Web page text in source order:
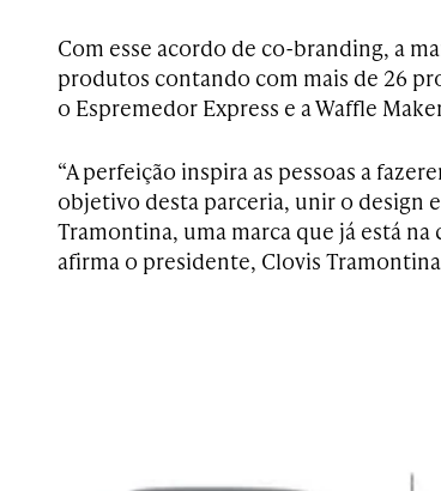
Com esse acordo de co-branding, a
produtos contando com mais de 26
o Espremedor Express e a Waffle
“A perfeição inspira as pessoas a
objetivo desta parceria, unir o design
Tramontina, uma marca que já está na
afirma o presidente, Clovis